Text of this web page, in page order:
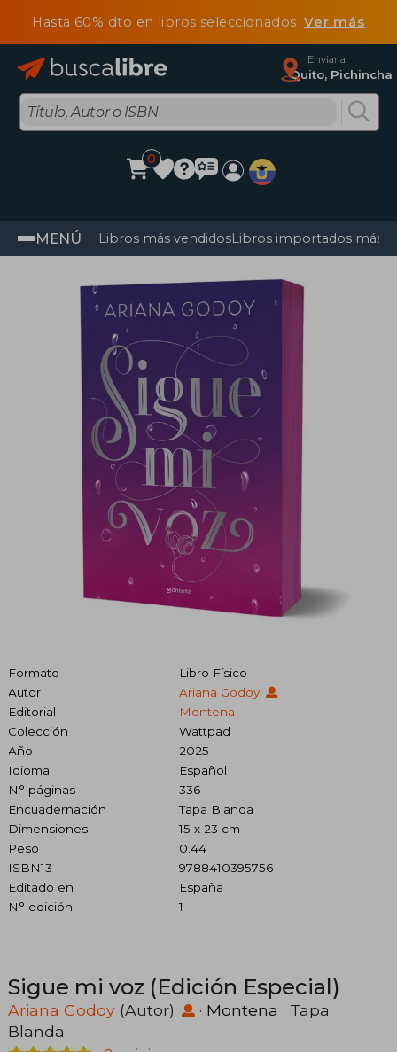
Hasta 60% dto en libros seleccionadosVer más
Enviar a
Quito, Pichincha
0
MENÚ Libros más vendidosLibros importados más
Formato
Libro Físico
Autor
Ariana Godoy
Editorial
Montena
Colección
Wattpad
Año
2025
Idioma
Español
N° páginas
336
Encuadernación
Tapa Blanda
Dimensiones
15 x 23 cm
Peso
0.44
ISBN13
9788410395756
Editado en
España
N° edición
1
Sigue mi voz (Edición Especial)
Ariana Godoy (Autor) · Montena · Tapa
Blanda